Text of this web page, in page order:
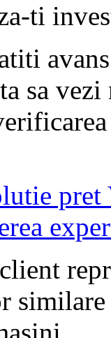
ti
sa vezi